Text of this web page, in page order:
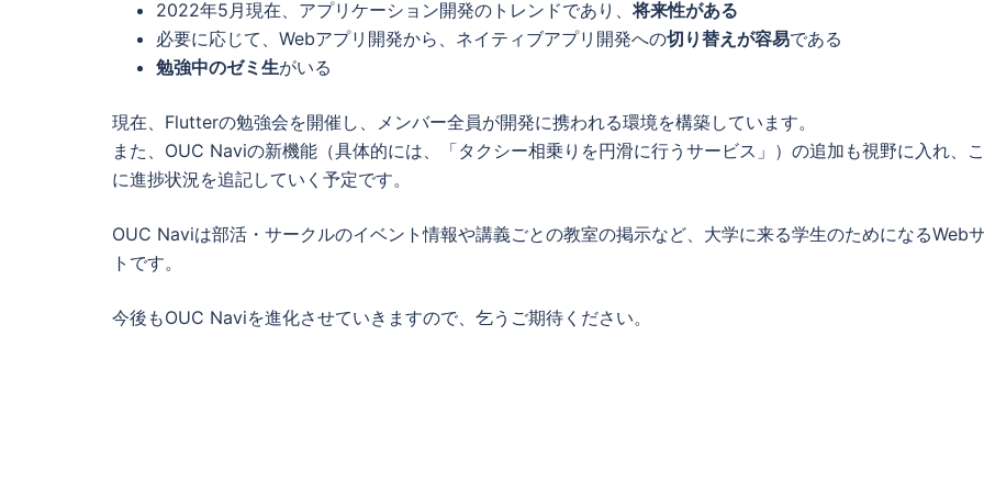
2022年5月現在、アプリケーション開発のトレンドであり、将来性がある
必要に応じて、Webアプリ開発から、ネイティブアプリ開発への切り替えが容易である
勉強中のゼミ生がいる
現在、Flutterの勉強会を開催し、メンバー全員が開発に携われる環境を構築しています。
また、OUC Naviの新機能（具体的には、「タクシー相乗りを円滑に行うサービス」）の追加も視野に入れ、
に進捗状況を追記していく予定です。
OUC Naviは部活・サークルのイベント情報や講義ごとの教室の掲示など、大学に来る学生のためになるWeb
トです。
今後もOUC Naviを進化させていきますので、乞うご期待ください。